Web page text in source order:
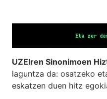
UZEIren Sinonimoen
laguntza da: osatzeko
eskatzen duen hitz